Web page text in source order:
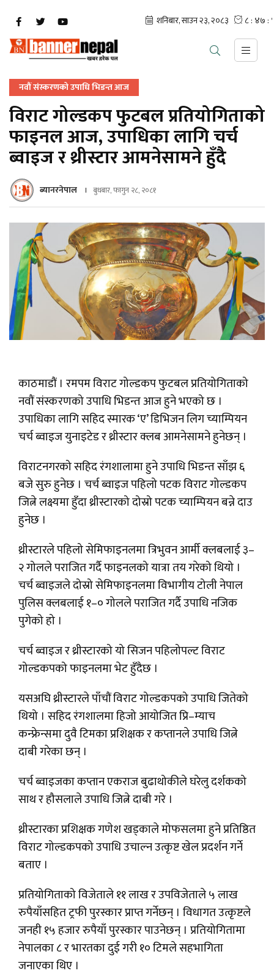
नवौं संस्करणको उपाधि भिडन्त आज
विराट गोल्डकप फुटबल प्रतियोगिताको
फाइनल आज, उपाधिका लागि चर्च
ब्वाइज र थ्रीस्टार आमनेसामने हुँदै
ब्यानरनेपाल बुधबार, फागुन २८, २०८१
काठमाडौं । रमपम विराट गोल्डकप फुटबल प्रतियोगिताको
नवौं संस्करणको उपाधि भिडन्त आज हुने भएको छ ।
उपाधिका लागि सहिद स्मारक ‘ए’ डिभिजन लिग च्याम्पियन
चर्च ब्वाइज युनाइटेड र थ्रीस्टार क्लब आमनेसामने हुनेछन् ।
विराटनगरको सहिद रंगशालामा हुने उपाधि भिडन्त साँझ ६
बजे सुरु हुनेछ । चर्च ब्वाइज पहिलो पटक विराट गोल्डकप
जित्ने लक्ष्यमा हुँदा थ्रीस्टारको दोस्रो पटक च्याम्पियन बन्ने दाउ
हुनेछ ।
थ्रीस्टारले पहिलो सेमिफाइनलमा त्रिभुवन आर्मी क्लबलाई ३–
२ गोलले पराजित गर्दै फाइनलको यात्रा तय गरेको थियो ।
चर्च ब्वाइजले दोस्रो सेमिफाइनलमा विभागीय टोली नेपाल
पुलिस क्लबलाई १–० गोलले पराजित गर्दै उपाधि नजिक
पुगेको हो ।
चर्च ब्वाइज र थ्रीस्टारको यो सिजन पहिलोपल्ट विराट
गोल्डकपको फाइनलमा भेट हुँदैछ ।
यसअघि थ्रीस्टारले पाँचौं विराट गोल्डकपको उपाधि जितेको
थियो । सहिद रंगशालमा हिजो आयोजित प्रि–म्याच
कन्फ्रेन्समा दुवै टिमका प्रशिक्षक र कप्तानले उपाधि जित्ने
दाबी गरेका छन् ।
चर्च ब्वाइजका कप्तान एकराज बुढाथोकीले घरेलु दर्शकको
साथ र हौसलाले उपाधि जित्ने दाबी गरे ।
थ्रीस्टारका प्रशिक्षक गणेश खड्काले मोफसलमा हुने प्रतिष्ठित
विराट गोल्डकपको उपाधि उचाल्न उत्कृष्ट खेल प्रदर्शन गर्ने
बताए ।
प्रतियोगिताको विजेताले ११ लाख र उपविजेताले ५ लाख
रुपैयाँसहित ट्रफी पुरस्कार प्राप्त गर्नेछन् । विधागत उत्कृष्टले
जनही १५ हजार रुपैयाँ पुरस्कार पाउनेछन् । प्रतियोगितामा
नेपालका ८ र भारतका दुई गरी १० टिमले सहभागिता
जनाएका थिए ।